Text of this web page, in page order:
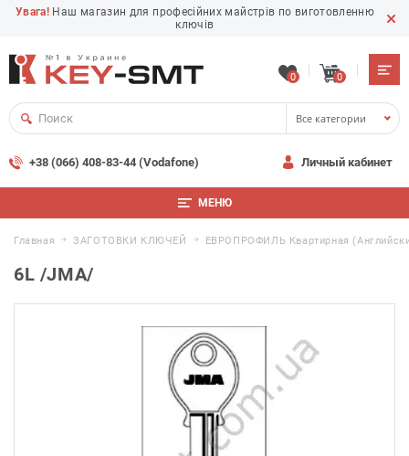
Увага! Наш магазин для професійних майстрів по виготовленню
ключів
0 0
Все категории
+38 (066) 408-83-44 (Vodafone) Личный кабинет
МЕНЮ
Главная ЗАГОТОВКИ КЛЮЧЕЙ ЕВРОПРОФИЛЬ Квартирная
6L /JMA/